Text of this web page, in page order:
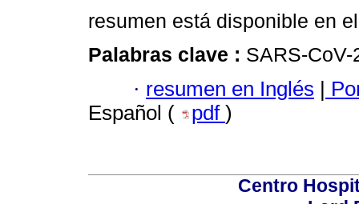
resumen está disponible en
Palabras clave : SARS-
· resumen en Inglés |
Español (
pdf )
Centro